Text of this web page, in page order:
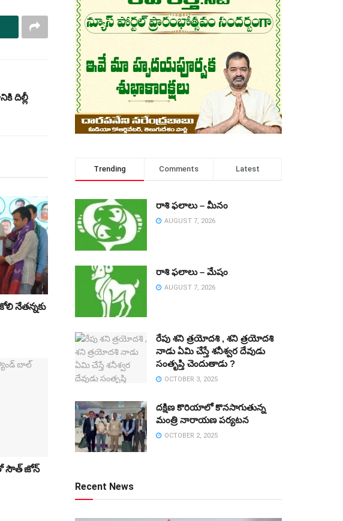
దిల్లీ
నేతన్నకు
సౌత్‌ జోన్‌
Trending Comments Latest
రాశి ఫలాలు – మీనం
AUGUST 7, 2026
రాశి ఫలాలు – మేషం
AUGUST 7, 2026
రేపు శని త్రయోదశి , శని త్రయోదశి
నాడు ఏమి చేస్తే శనీశ్వర దేవుడు
సంతృప్తి చెందుతాడు ?
OCTOBER 3, 2025
దక్షిణ కొరియాలో కొనసాగుతున్న
మంత్రి నారాయణ పర్యటన
OCTOBER 2, 2025
Recent News